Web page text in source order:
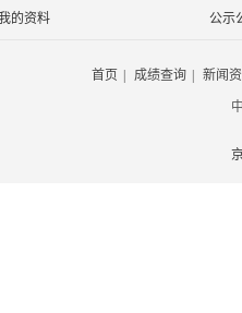
的资料 公示
首页 成绩查询 新闻